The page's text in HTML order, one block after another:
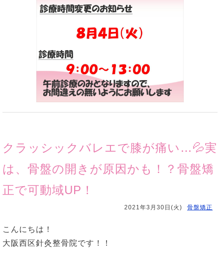
クラッシックバレエで膝が痛い…💦実
は、骨盤の開きが原因かも！？骨盤矯
正で可動域UP！
2021年3月30日(火) 骨盤矯正
こんにちは！
大阪西区針灸整骨院です！！